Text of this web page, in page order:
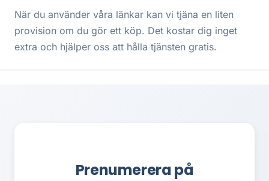
När du använder våra länkar kan vi tjäna en liten
provision om du gör ett köp. Det kostar dig inget
extra och hjälper oss att hålla tjänsten gratis.
Prenumerera på